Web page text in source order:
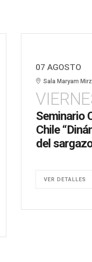
07 AGOSTO
Sala Maryam
Seminario
Chile
del
VER DETALLES